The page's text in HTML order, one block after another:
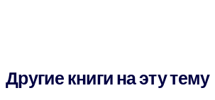
Другие книги на эту тему